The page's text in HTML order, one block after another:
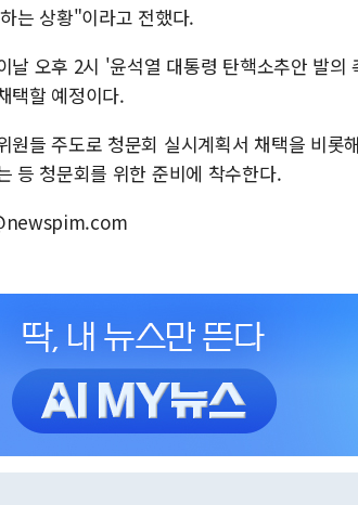
는 상황"이라고 전했다.
날 오후 2시 '윤석열 대통령 탄핵소추안 발
택할 예정이다.
원들 주도로 청문회 실시계획서 채택을 비롯
등 청문회를 위한 준비에 착수한다.